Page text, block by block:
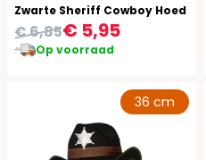
Zwarte Sheriff Cowboy Hoed
€ 5,95
€ 6,85
Op voorraad
36 cm